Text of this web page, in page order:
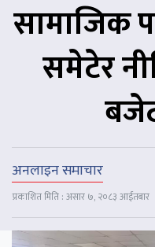
सामाजिक
समेटेर
अनलाइन समाचार
प्रकाशित मिति : असार ७, २०८३ आईतबार